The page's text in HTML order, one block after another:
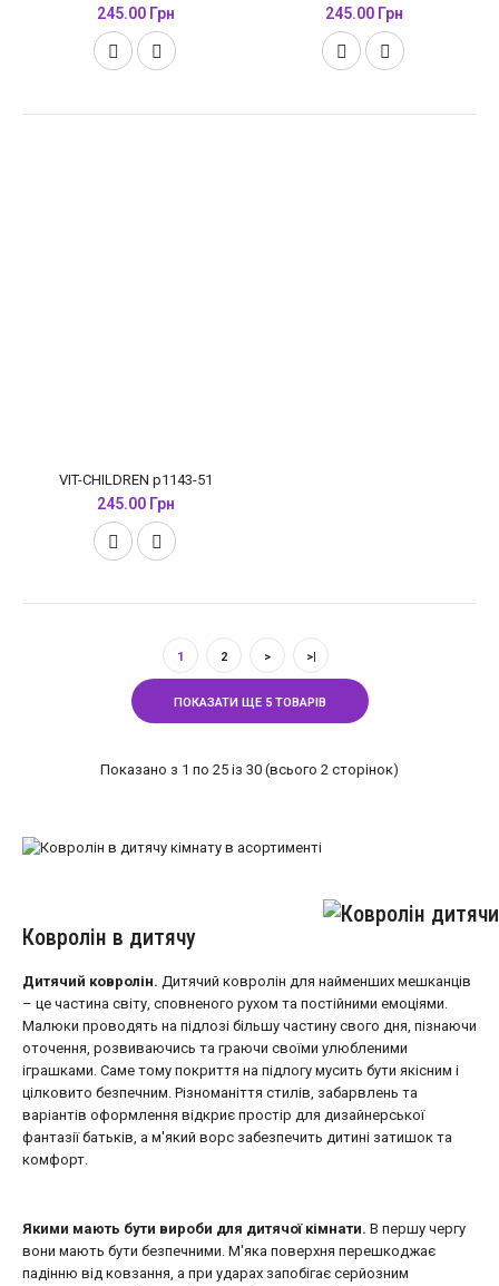
245.00 Грн 245.00 Грн
VIT-CHILDREN p1143-51
245.00 Грн
1 2 > >|
ПОКАЗАТИ ЩЕ 5 ТОВАРІВ
Показано з 1 по 25 із 30 (всього 2 сторінок)
Ковролін в дитячу
Дитячий ковролін. Дитячий ковролін для найменших мешканців
– це частина світу, сповненого рухом та постійними емоціями.
Малюки проводять на підлозі більшу частину свого дня, пізнаючи
оточення, розвиваючись та граючи своїми улюбленими
іграшками. Саме тому покриття на підлогу мусить бути якісним і
цілковито безпечним. Різноманіття стилів, забарвлень та
варіантів оформлення відкриє простір для дизайнерської
фантазії батьків, а м'який ворс забезпечить дитині затишок та
комфорт.
Якими мають бути вироби для дитячої кімнати. В першу чергу
вони мають бути безпечними. М'яка поверхня перешкоджає
падінню від ковзання, а при ударах запобігає серйозним